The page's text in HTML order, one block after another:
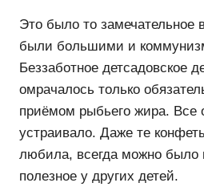
Это было то замечательное
были большими и
Беззаботное детсадовское
омрачалось только
приёмом рыбьего жира. Все
устраивало. Даже те
любила, всегда можно было
полезное у других детей.